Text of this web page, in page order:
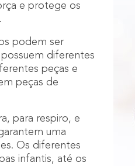
e protege os
podem ser
diferentes
peças e
peças de
para respiro, e
uma
Os diferentes
infantis, até os